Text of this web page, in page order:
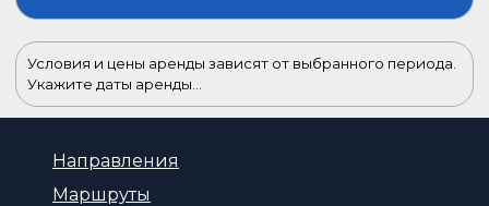
Условия и цены аренды зависят от выбранного периода.
Укажите даты аренды...
Направления
Маршруты